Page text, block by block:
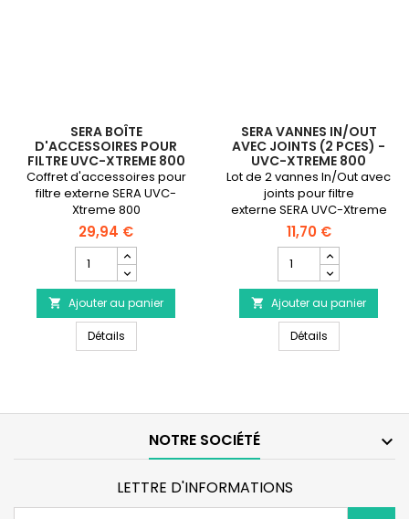
SERA BOÎTE
D'ACCESSOIRES POUR
FILTRE UVC-XTREME 800
Coffret d'accessoires pour
filtre externe SERA UVC-
Xtreme 800
29,94 €
quantité
du
produit
SERA
Boîte
d'accessoires
Xtreme
 Ajouter au panier
DétailsSERA Boîte d'accessoires pour filtre UVC-Xtreme
SERA VANNES IN/OUT
AVEC JOINTS (2 PCES) -
UVC-XTREME 800
Lot de 2 vannes In/Out avec
joints pour filtre
externe SERA UVC-Xtreme
800
11,70 €
quantité
du
produit
SERA
Vannes
In/Out
pces)
800
 Ajouter au panier
DétailsSERA Vannes
NOTRE SOCIÉTÉ 
LETTRE D'INFORMATIONS